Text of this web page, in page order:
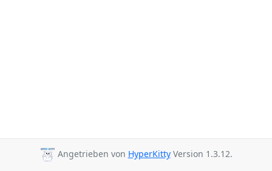
Angetrieben von HyperKittyVersion 1.3.12.